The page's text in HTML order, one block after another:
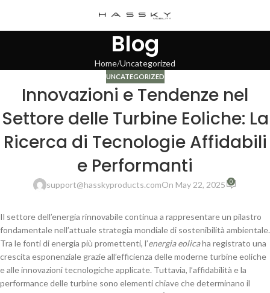
Blog
Home Uncategorized
UNCATEGORIZED
Innovazioni e Tendenze nel
Settore delle Turbine Eoliche: La
Ricerca di Tecnologie Affidabili
e Performanti
support@hasskyproducts.comOn May 22, 2025 0
Il settore dell’energia rinnovabile continua a rappresentare un pilastro
fondamentale nell’attuale strategia mondiale di sostenibilità ambientale.
Tra le fonti di energia più promettenti, l’energia eolicaha registrato una
crescita esponenziale grazie all’efficienza delle moderne turbine eoliche
e alle innovazioni tecnologiche applicate. Tuttavia, l’affidabilità e la
performance delle turbine sono elementi chiave che determinano il